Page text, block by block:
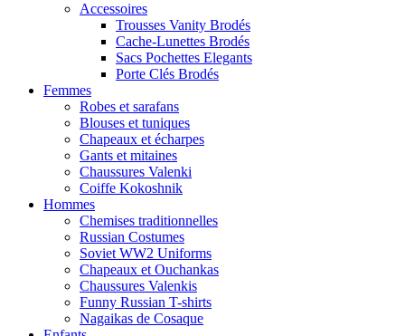
Accessoires
Trousses Vanity Brodés
Cache-Lunettes Brodés
Sacs Pochettes Elegants
Porte Clés Brodés
Femmes
Robes et sarafans
Blouses et tuniques
Chapeaux et écharpes
Gants et mitaines
Chaussures Valenki
Coiffe Kokoshnik
Hommes
Chemises traditionnelles
Russian Costumes
Soviet WW2 Uniforms
Chapeaux et Ouchankas
Chaussures Valenkis
Funny Russian T-shirts
Nagaikas de Cosaque